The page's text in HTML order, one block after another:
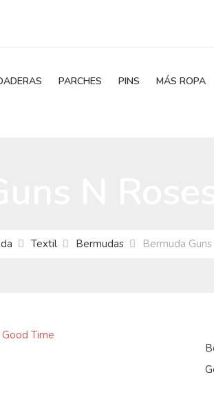
PARCHES PINS MÁS ROPA
Textil Bermudas Bermuda